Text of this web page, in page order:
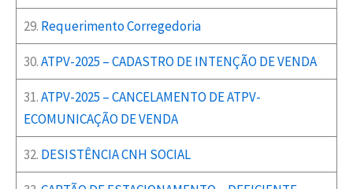
29. Requerimento Corregedoria
30.ATPV-2025 – CADASTRO DE INTENÇÃO DE VENDA
31.ATPV-2025 – CANCELAMENTO DE ATPV-
ECOMUNICAÇÃO DE VENDA
32. DESISTÊNCIA CNH SOCIAL